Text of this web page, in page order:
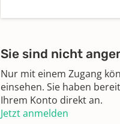
Sie sind nicht
Nur mit einem Zugang
einsehen. Sie haben
Ihrem Konto direkt an.
Jetzt anmelden